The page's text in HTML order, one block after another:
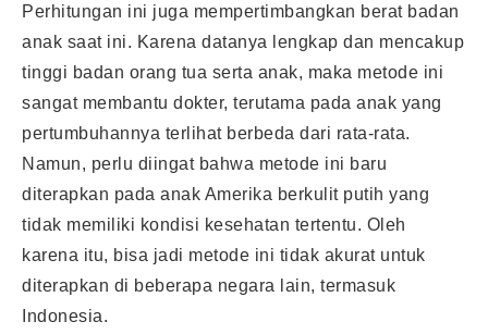
Perhitungan ini juga mempertimbangkan berat badan
anak saat ini. Karena datanya lengkap dan mencakup
tinggi badan orang tua serta anak, maka metode ini
sangat membantu dokter, terutama pada anak yang
pertumbuhannya terlihat berbeda dari rata-rata.
Namun, perlu diingat bahwa metode ini baru
diterapkan pada anak Amerika berkulit putih yang
tidak memiliki kondisi kesehatan tertentu. Oleh
karena itu, bisa jadi metode ini tidak akurat untuk
diterapkan di beberapa negara lain, termasuk
Indonesia.